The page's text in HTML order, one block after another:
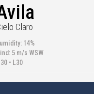
Claro
14%
5 m/s WSW
• L30